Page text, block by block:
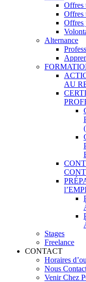
Offres
Offres
Offres
Alternance
AU
Stages
Freelance
CONTACT
Horaires
Nous
Venir Chez